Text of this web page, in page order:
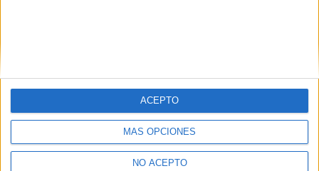
MÁS OPCIONES
NO ACEPTO
ACEPTO
Características y apoyos sociales y una pequeña intro para
Inicia sesióno regístratepara enviar comentarios